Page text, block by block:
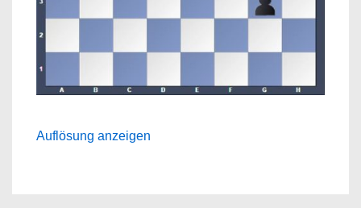
Auflösung anzeigen